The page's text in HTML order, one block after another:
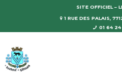
SITE OFFICIEL –
1 RUE DES PALAIS,
01 64 24